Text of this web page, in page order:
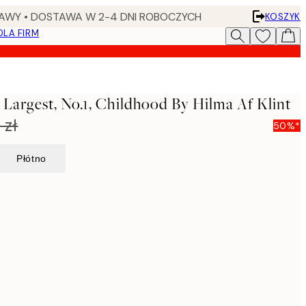
• DOSTAWA W 2-4 DNI ROBOCZYCH
KOSZYK
FIRM
Largest, No.1, Childhood By Hilma Af Klint
50%*
Płótno